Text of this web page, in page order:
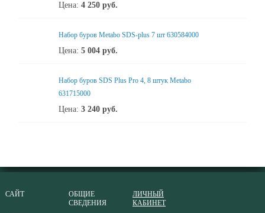
Цена: 4 250 руб.
Набор буров Metabo SDS-plus 7 шт 630584000
Цена: 5 004 руб.
Набор буров SDS Plus Pro 4, 8 штук Metabo
631715000
Цена: 3 240 руб.
САЙТ
ОБЩИЕ
СВЕДЕНИЯ
ЛИЧНЫЙ
КАБИНЕТ